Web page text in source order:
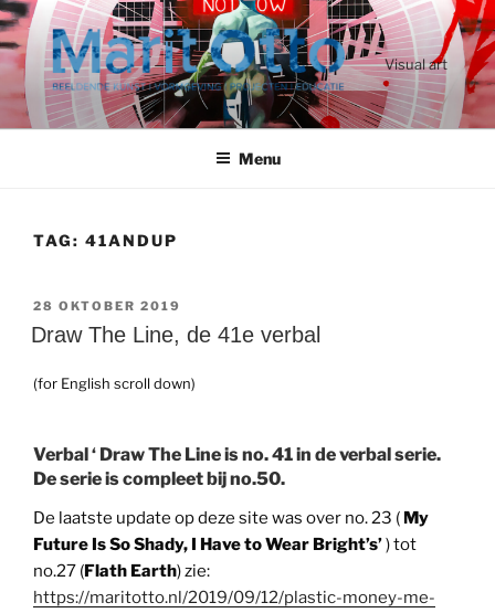
Ga
naar
de
inhoud
Visual art
Menu
TAG: 41ANDUP
GEPLAATST
OP
28 OKTOBER 2019
Draw The Line, de 41e verbal
(for English scroll down)
Verbal ‘ Draw The Line is no. 41 in de verbal serie.
De serie is compleet bij no.50.
De laatste update op deze site was over no. 23 ( My
Future Is So Shady, I Have to Wear Bright’s’) tot
no.27 (Flath Earth) zie:
https://maritotto.nl/2019/09/12/plastic-money-me-